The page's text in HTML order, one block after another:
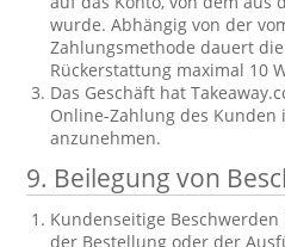
wurde. Abhängig von der
Zahlungsmethode dauert
Rückerstattung maximal 10
Das Geschäft hat
Online-Zahlung des Kunden
anzunehmen.
9. Beilegung von
Kundenseitige
der Bestellung oder der